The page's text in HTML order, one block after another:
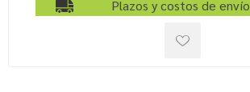
Plazos y costos de envío